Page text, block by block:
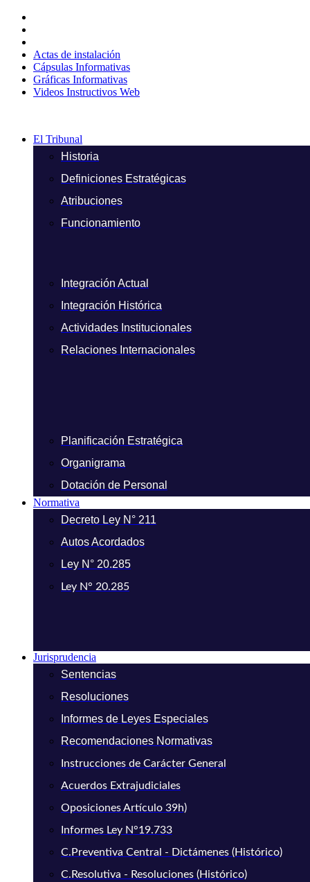
contenido
Actas de instalación
Cápsulas Informativas
Gráficas Informativas
Videos Instructivos Web
El Tribunal
Historia
Definiciones Estratégicas
Atribuciones
Funcionamiento
Integración Actual
Integración Histórica
Actividades Institucionales
Relaciones Internacionales
Planificación Estratégica
Organigrama
Dotación de Personal
Normativa
Decreto Ley N° 211
Autos Acordados
Ley N° 20.285
Ley N° 20.285
Jurisprudencia
Sentencias
Resoluciones
Informes de Leyes Especiales
Recomendaciones Normativas
Instrucciones de Carácter General
Acuerdos Extrajudiciales
Oposiciones Artículo 39h)
Informes Ley N°19.733
C.Preventiva Central - Dictámenes (Histórico)
C.Resolutiva - Resoluciones (Histórico)